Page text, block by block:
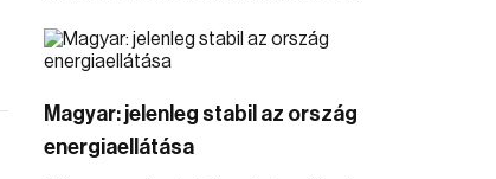
Magyar: jelenleg stabil az ország
energiaellátása